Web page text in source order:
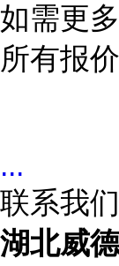
如需更
所有报
...
联系我们
湖北威